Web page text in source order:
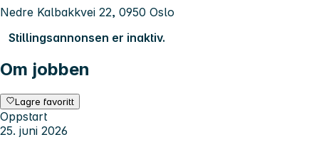
Nedre Kalbakkvei 22, 0950 Oslo
Stillingsannonsen er inaktiv.
Om jobben
Lagre favoritt
Oppstart
25. juni 2026